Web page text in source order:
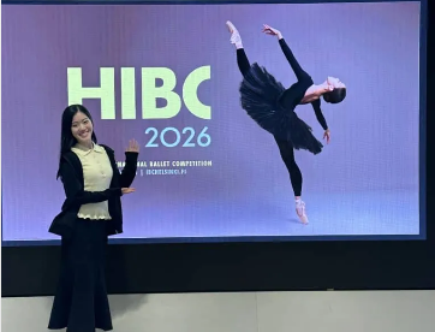
Sudotól
Helsinki
Nemzetközi
Balettversenyen